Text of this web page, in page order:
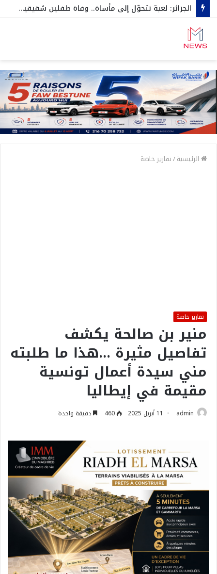
الجزائر: لعبة تتحوّل إلى مأساة.. وفاة طفلين شقيقين اختناقا داخل صندوق سيارة…وهكذا نجاح الثالث بأعجوبة
الرئيسية/تقارير خاصة
تقارير خاصة
منير بن صالحة يكشف
تفاصيل مثيرة …هذا ما طلبته
مني سيدة أعمال تونسية
مقيمة في إيطاليا
admin 11 أبريل 2025 460 دقيقة واحدة